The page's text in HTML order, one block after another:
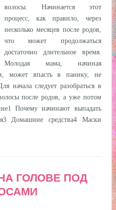
волосы. Начинается этот
процесс, как правило, через
несколько месяцев после родов,
что может продолжаться
достаточно длительное время.
Молодая мама, начиная
может впасть в панику, не
начала следует разобраться в
после родов, а уже потом
Почему начинают выпадать
Домашние средства4 Маски
ГОЛОВЕ ПОД